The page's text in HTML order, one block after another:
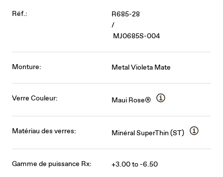
Réf.:
R685-28
/
MJ0685S-004
Monture: Metal Violeta Mate
Verre Couleur: Maui Rose®
Matériau des verres: Minéral SuperThin (ST)
Gamme de puissance Rx: +3.00 to -6.50